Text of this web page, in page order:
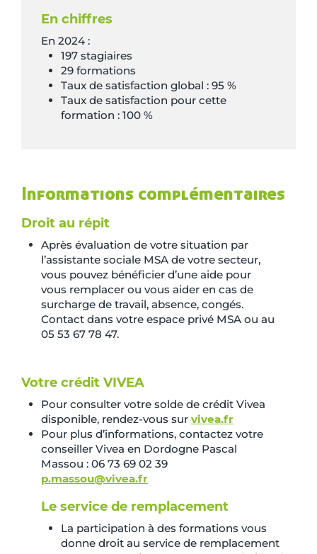
En chiffres
En 2024 :
197 stagiaires
29 formations
Taux de satisfaction global : 95 %
Taux de satisfaction pour cette
formation : 100 %
Informations complémentaires
Droit au répit
Après évaluation de votre situation par
l’assistante sociale MSA de votre secteur,
vous pouvez bénéficier d’une aide pour
vous remplacer ou vous aider en cas de
surcharge de travail, absence, congés.
Contact dans votre espace privé MSA ou au
05 53 67 78 47.
Votre crédit VIVEA
Pour consulter votre solde de crédit Vivea
disponible, rendez-vous sur vivea.fr
Pour plus d’informations, contactez votre
conseiller Vivea en Dordogne Pascal
Massou : 06 73 69 02 39
p.massou@vivea.fr
Le service de remplacement
La participation à des formations vous
donne droit au service de remplacement